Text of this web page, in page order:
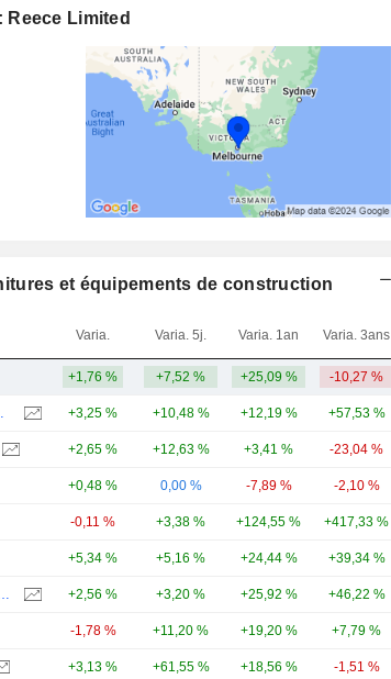
Limited
et équipements de construction
Varia. Varia. 5j. Varia. 1an Varia. 3ans
+1,76 % +7,52 % +25,09 % -10,27 %
INC. +3,25 % +10,48 % +12,19 % +57,53 %
+2,65 % +12,63 % +3,41 % -23,04 %
+0,48 % 0,00 % -7,89 % -2,10 %
-0,11 % +3,38 % +124,55 % +417,33 %
+5,34 % +5,16 % +24,44 % +39,34 %
MATERIALS GROUP LTD. +2,56 % +3,20 % +25,92 % +46,22 %
-1,78 % +11,20 % +19,20 % +7,79 %
+3,13 % +61,55 % +18,56 % -1,51 %